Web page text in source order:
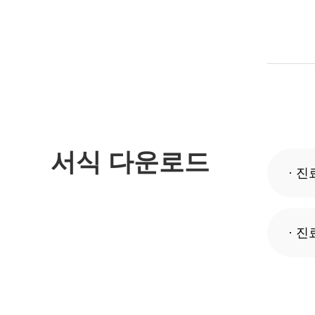
서식 다운로드 ·
·